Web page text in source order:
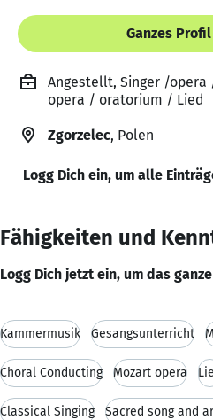
Ganzes
Angestellt, Singer /
opera / oratorium / Lied
Zgorzelec, Polen
Logg Dich ein, um alle
Fähigkeiten und
Logg Dich jetzt ein, um das
Kammermusik Gesangsunterricht
Choral Conducting Mozart opera
Classical Singing Sacred song and